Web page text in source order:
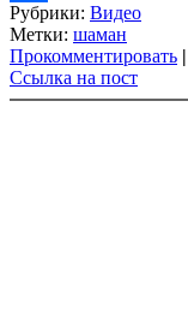
Link
Share
Рубрики: Видео
Метки: шаман
Прокомментировать |
Ссылка на пост